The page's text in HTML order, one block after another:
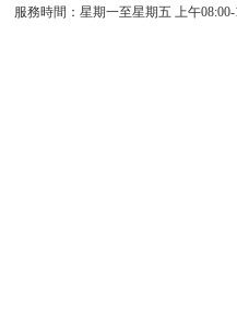
服務時間：星期一至星期五 上午